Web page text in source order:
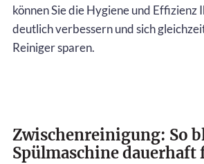
können Sie die Hygiene und Effizienz
deutlich verbessern und sich
Reiniger sparen.
Zwischenreinigung: So
Spülmaschine dauerhaft